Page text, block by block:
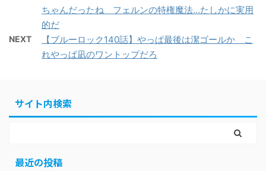
ちゃんだったね フェルンの特権魔法…たしかに実用
的だ
NEXT
【ブルーロック140話】やっぱ最後は潔ゴールか こ
れやっぱ凪のワントップだろ
サイト内検索
最近の投稿